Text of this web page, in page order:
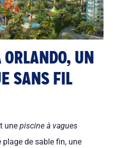
UN
SANS FIL
une piscine à vagues
de sable fin, une